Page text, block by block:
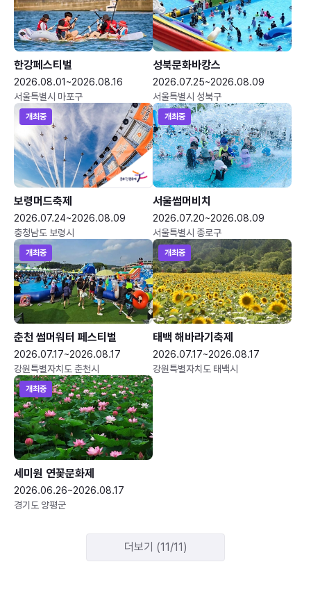
한강페스티벌
2026.08.01~2026.08.16
서울특별시 마포구
성북문화바캉스
2026.07.25~2026.08.09
서울특별시 성북구
개최중
보령머드축제
2026.07.24~2026.08.09
충청남도 보령시
개최중
서울썸머비치
2026.07.20~2026.08.09
서울특별시 종로구
개최중
춘천 썸머워터 페스티벌
2026.07.17~2026.08.17
강원특별자치도 춘천시
개최중
태백 해바라기축제
2026.07.17~2026.08.17
강원특별자치도 태백시
개최중
세미원 연꽃문화제
2026.06.26~2026.08.17
경기도 양평군
더보기 (11/11)